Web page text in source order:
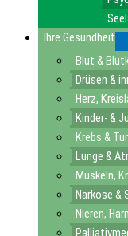
Ihre Gesundheit
Blut &
Drüsen &
Herz,
Kinder- &
Krebs &
Lunge &
Muskeln,
Narkose &
Nieren,